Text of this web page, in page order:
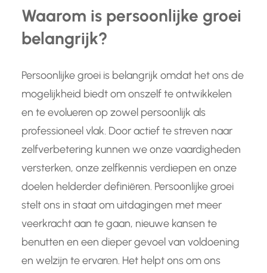
Waarom is persoonlijke groei
belangrijk?
Persoonlijke groei is belangrijk omdat het ons de
mogelijkheid biedt om onszelf te ontwikkelen
en te evolueren op zowel persoonlijk als
professioneel vlak. Door actief te streven naar
zelfverbetering kunnen we onze vaardigheden
versterken, onze zelfkennis verdiepen en onze
doelen helderder definiëren. Persoonlijke groei
stelt ons in staat om uitdagingen met meer
veerkracht aan te gaan, nieuwe kansen te
benutten en een dieper gevoel van voldoening
en welzijn te ervaren. Het helpt ons om ons